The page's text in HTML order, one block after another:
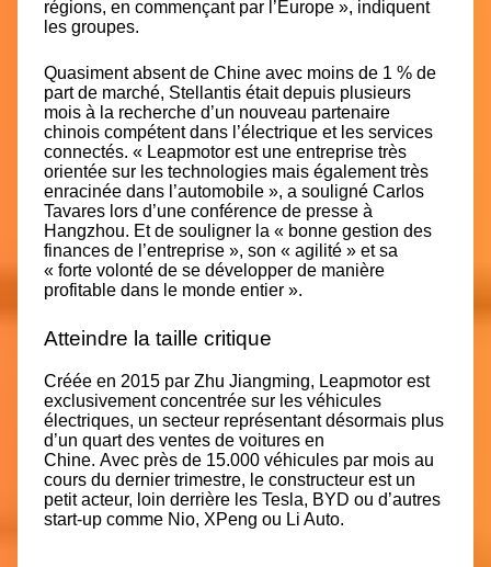
régions, en commençant par l’Europe », indiquent
les groupes.
Quasiment absent de Chine avec moins de 1 % de
part de marché, Stellantis était depuis plusieurs
mois à la recherche d’un nouveau partenaire
chinois compétent dans l’électrique et les services
connectés. « Leapmotor est une entreprise très
orientée sur les technologies mais également très
enracinée dans l’automobile », a souligné Carlos
Tavares lors d’une conférence de presse à
Hangzhou. Et de souligner la « bonne gestion des
finances de l’entreprise », son « agilité » et sa
« forte volonté de se développer de manière
profitable dans le monde entier ».
Atteindre la taille critique
Créée en 2015 par Zhu Jiangming, Leapmotor est
exclusivement concentrée sur les véhicules
électriques, un secteur représentant désormais plus
d’un quart des ventes de voitures en
Chine. Avec près de 15.000 véhicules par mois au
cours du dernier trimestre, le constructeur est un
petit acteur, loin derrière les Tesla, BYD ou d’autres
start-up comme Nio, XPeng ou Li Auto.